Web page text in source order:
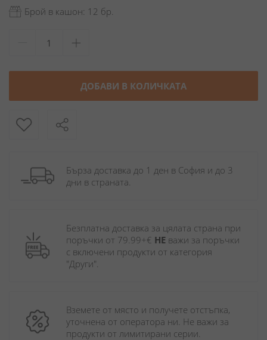
Брой в кашон: 12 бр.
ДОБАВИ В КОЛИЧКАТА
Бърза доставка до 1 ден в София и до 3
дни в страната.
Безплатна доставка за цялата страна при
поръчки от 79.99+€ НЕ важи за поръчки
с включени продукти от категория
"Други".
Вземете от място и получете отстъпка,
уточнена от оператора ни. Не важи за
продукти от лимитирани серии.